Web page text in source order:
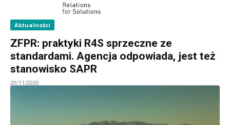
Aktualności
ZFPR: praktyki R4S sprzeczne ze
standardami. Agencja odpowiada, jest też
stanowisko SAPR
20/11/2020